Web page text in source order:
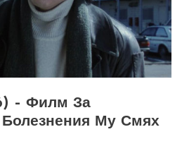
– Филм За
Му Смях